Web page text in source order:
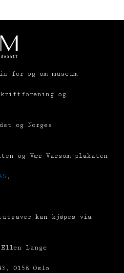
for og om museum
og
og Norges
og Vær Varsom-plakaten
,
kan kjøpes via
Lange
0158 Oslo